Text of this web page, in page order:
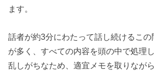
ます。
話者が約3分にわたって話し続けるこ
が多く、すべての内容を頭の中で処理
乱しがちなため、適宜メモを取りなが